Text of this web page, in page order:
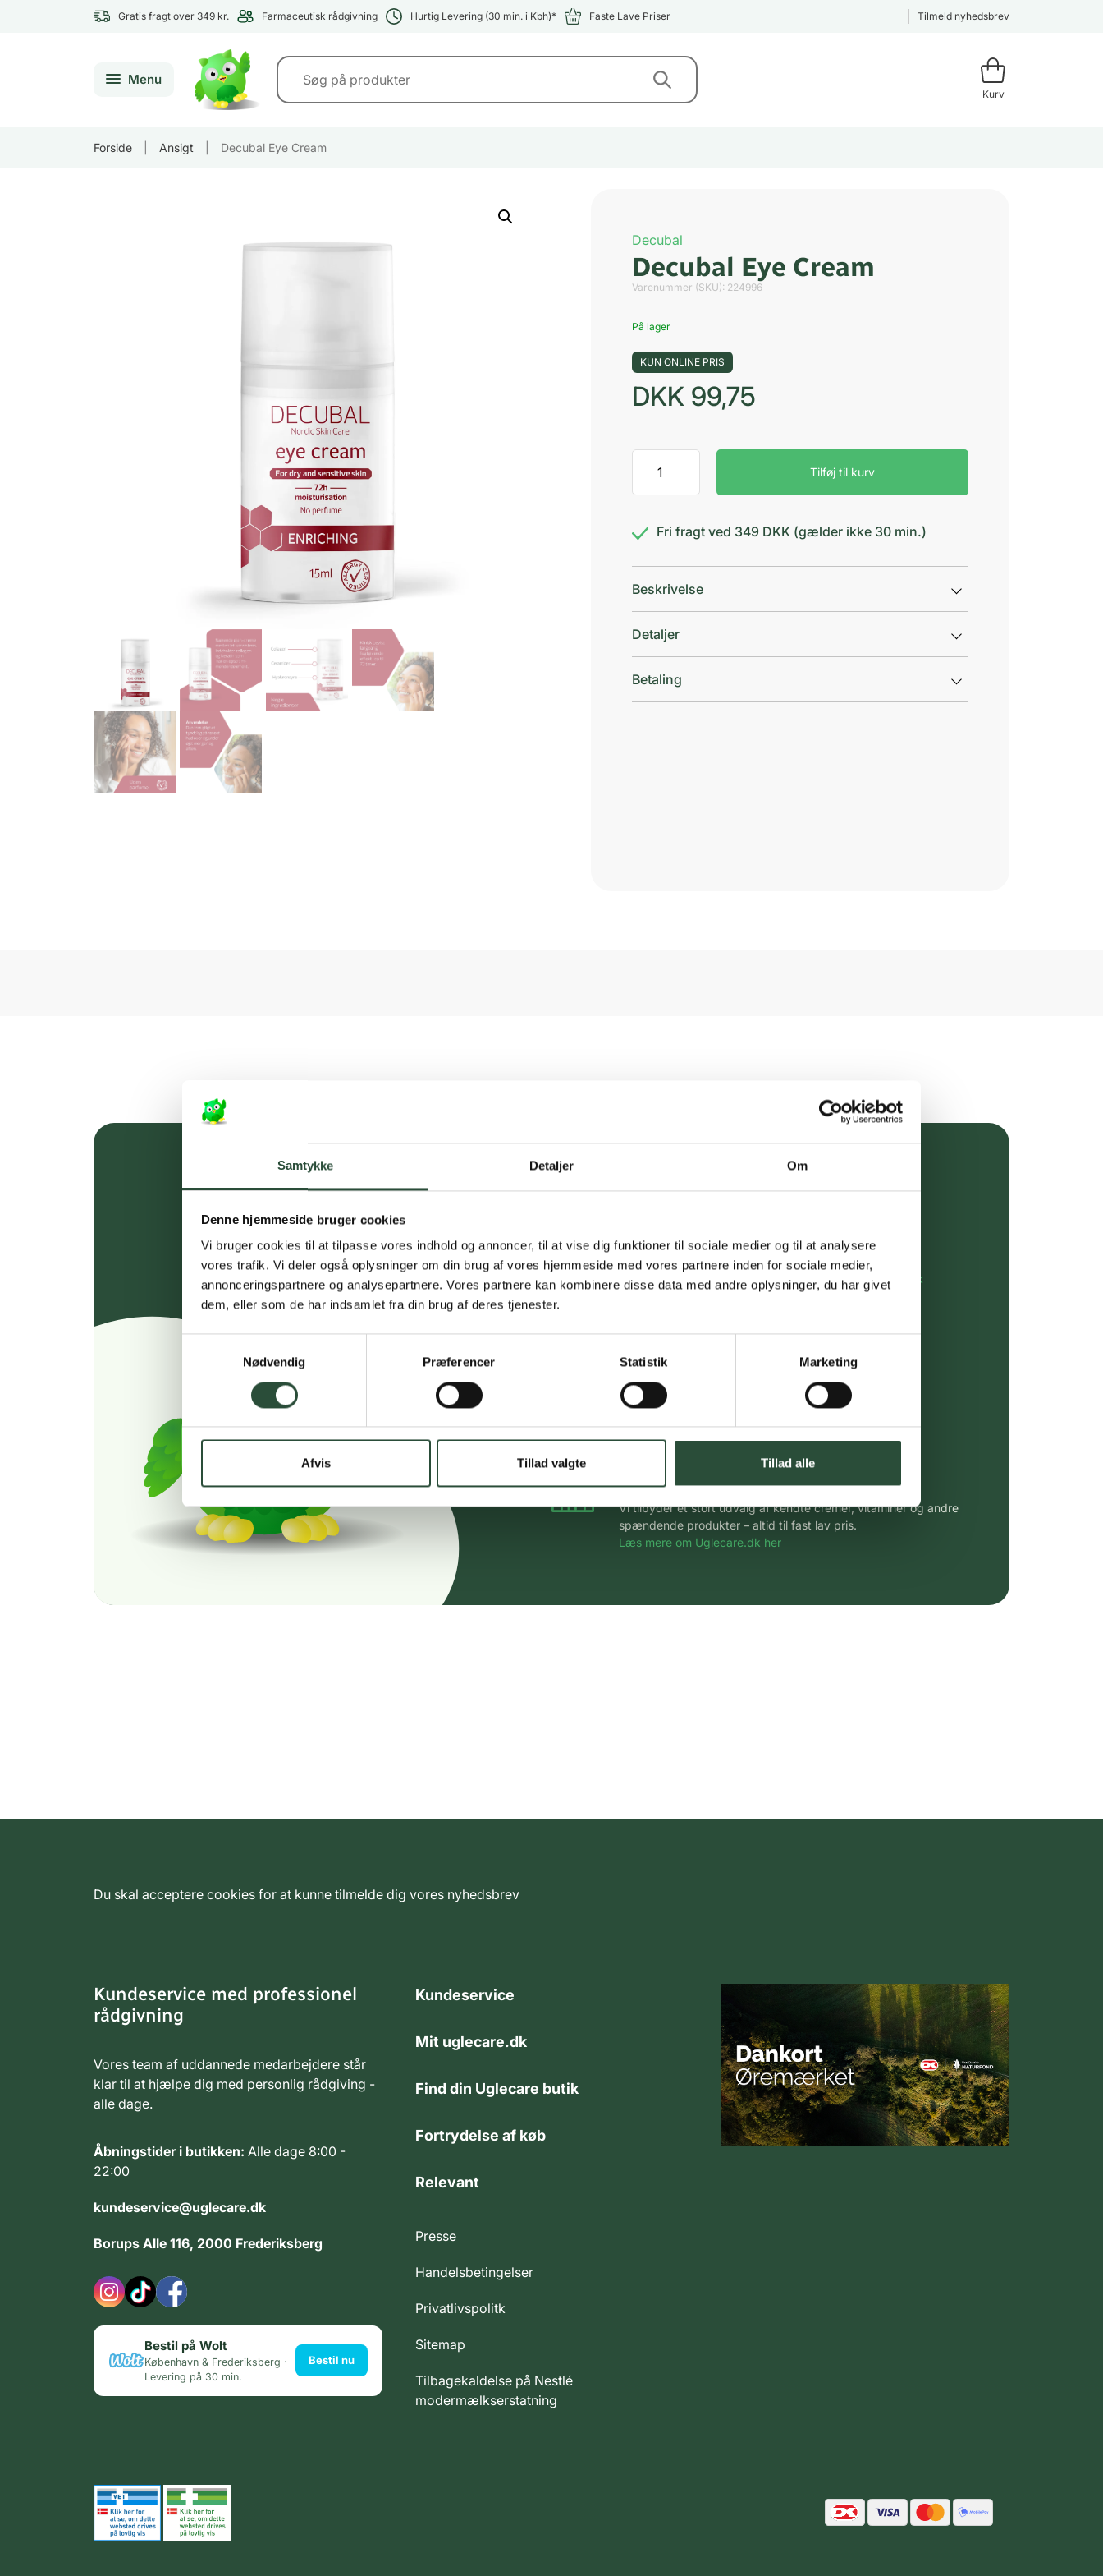
Samtykke Detaljer Om
Denne hjemmeside bruger cookies
Vi bruger cookies til at tilpasse vores indhold og annoncer, til at vise dig funktioner til sociale medier og til at analysere
vores trafik. Vi deler også oplysninger om din brug af vores hjemmeside med vores partnere inden for sociale medier,
annonceringspartnere og analysepartnere. Vores partnere kan kombinere disse data med andre oplysninger, du har givet
dem, eller som de har indsamlet fra din brug af deres tjenester.
Nødvendig
Præferencer Statistik Marketing
Afvis Tillad valgte Tillad alle
Gratis fragt over 349 kr. Farmaceutisk rådgivning Hurtig Levering (30 min. i Kbh)* Faste Lave Priser Tilmeld nyhedsbrev
Menu
Kurv
Forside Ansigt Decubal Eye Cream
Decubal
Decubal Eye Cream
Varenummer (SKU): 224996
På lager
KUN ONLINE PRIS
DKK 99,75
Cream
Tilføj til kurv
Fri fragt ved 349 DKK (gælder ikke 30 min.)
Beskrivelse
Detaljer
Betaling
Gratis fragt over 349 kr.
Personlig rådgivning
Få hjælp til din webordre på: kundeservice@uglecare.dk
Hurtig levering (30 min. i Kbh)
Hurtigt leveringen via GLS, og DAO
Faste lave priser*
*Gælder ikke ernæringsprodukter.
Stort udvalg af kendte produkter
Vi tilbyder et stort udvalg af kendte cremer, vitaminer og andre
spændende produkter – altid til fast lav pris.
Læs mere om Uglecare.dk her
Du skal acceptere cookies for at kunne tilmelde dig vores nyhedsbrev
Kundeservice med professionel
rådgivning
Vores team af uddannede medarbejdere står
klar til at hjælpe dig med personlig rådgiving -
alle dage.
Åbningstider i butikken: Alle dage 8:00 -
22:00
kundeservice@uglecare.dk
Borups Alle 116, 2000 Frederiksberg
Bestil på Wolt
København & Frederiksberg ·
Levering på 30 min.
Bestil nu
Kundeservice
Mit uglecare.dk
Find din Uglecare butik
Fortrydelse af køb
Relevant
Presse
Handelsbetingelser
Privatlivspolitk
Sitemap
Tilbagekaldelse på Nestlé
modermælkserstatning